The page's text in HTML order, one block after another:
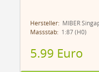
Hersteller: MIBER
Massstab: 1:87 (H0)
5.99 Euro